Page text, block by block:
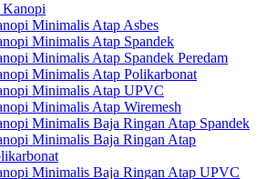
Minimalis Atap Asbes
Minimalis Atap Spandek
Minimalis Atap Spandek Peredam
Minimalis Atap Polikarbonat
Minimalis Atap UPVC
Minimalis Atap Wiremesh
Minimalis Baja Ringan Atap Spandek
Minimalis Baja Ringan Atap
Minimalis Baja Ringan Atap UPVC